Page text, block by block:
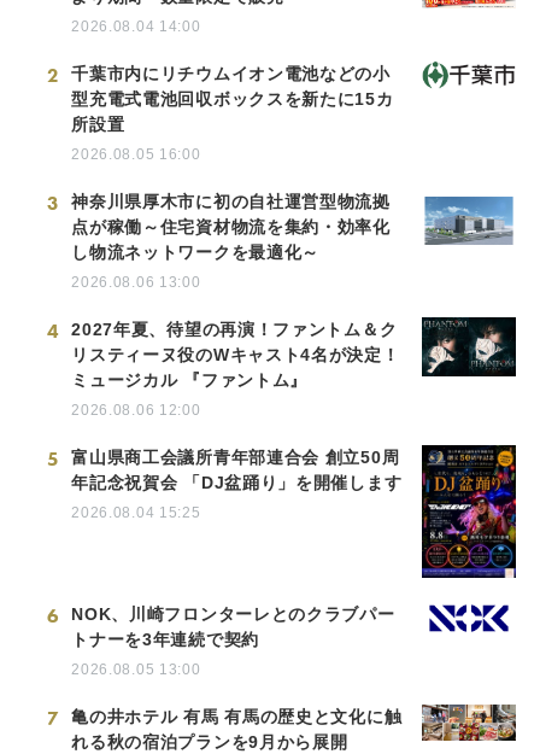
2026.08.04 14:00
2
千葉市内にリチウムイオン電池などの小
型充電式電池回収ボックスを新たに15カ
所設置
2026.08.05 16:00
3
神奈川県厚木市に初の自社運営型物流拠
点が稼働～住宅資材物流を集約・効率化
し物流ネットワークを最適化～
2026.08.06 13:00
4
2027年夏、待望の再演！ファントム＆ク
リスティーヌ役のWキャスト4名が決定！
ミュージカル 『ファントム』
2026.08.06 12:00
5
富山県商工会議所青年部連合会 創立50周
年記念祝賀会 「DJ盆踊り」を開催します
2026.08.04 15:25
6
NOK、川崎フロンターレとのクラブパー
トナーを3年連続で契約
2026.08.05 13:00
7
亀の井ホテル 有馬 有馬の歴史と文化に触
れる秋の宿泊プランを9月から展開